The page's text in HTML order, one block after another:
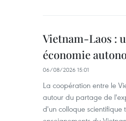
Vietnam-Laos :
économie
06/08/2026 15:01
La coopération entre le
autour du partage de
d'un colloque scientifique